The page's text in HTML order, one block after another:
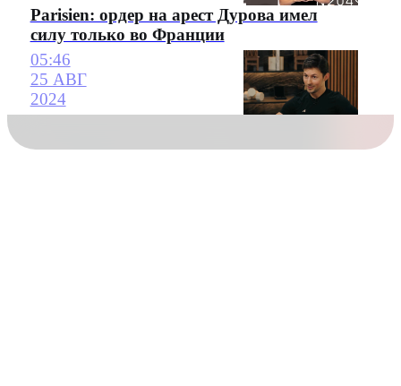
Parisien: ордер на арест Дурова имел
силу только во Франции
05:46
25 АВГ
2024